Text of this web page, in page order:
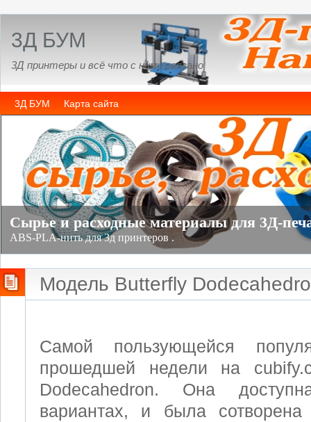
3Д БУМ
3Д принтеры и всё что с ними связано
3Д БУМ Карта сайта
Модель Butterfly
Самой пользующейся
прошедшей недели на
Dodecahedron. Она
вариантах, и была